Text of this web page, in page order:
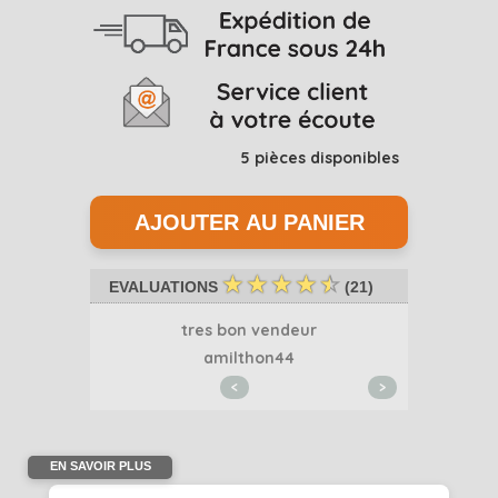
5 pièces disponibles
EVALUATIONS ☆☆☆☆☆ (21)
tres bon vendeur
amilthon44
< >
EN SAVOIR PLUS